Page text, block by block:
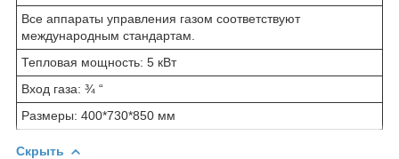
Все аппараты управления газом соответствуют
международным стандартам.
Тепловая мощность: 5 кВт
Вход газа: ¾ “
Размеры: 400*730*850 мм
Скрыть